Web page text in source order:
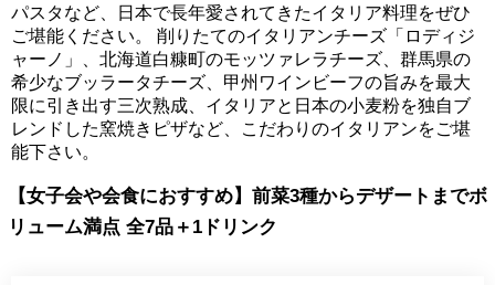
パスタなど、日本で長年愛されてきたイタリア料理をぜひ
ご堪能ください。 削りたてのイタリアンチーズ「ロディジ
ャーノ」、北海道白糠町のモッツァレラチーズ、群馬県の
希少なブッラータチーズ、甲州ワインビーフの旨みを最大
限に引き出す三次熟成、イタリアと日本の小麦粉を独自ブ
レンドした窯焼きピザなど、こだわりのイタリアンをご堪
能下さい。
【女子会や会食におすすめ】前菜3種からデザートまでボ
リューム満点 全7品＋1ドリンク